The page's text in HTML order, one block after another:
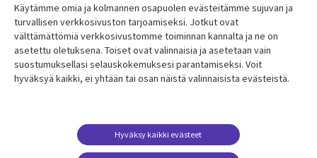
Resurssikeskus
Library
FINLAND
Asiakastarinat
Lisätietoa
Legal
Tietosuoja
Käyttöehdot
Yhteystiedot
Media
FINLAND
Käytämme omia ja kolmannen osapuolen evästeitämme sujuvan ja
turvallisen verkkosivuston tarjoamiseksi. Jotkut ovat
välttämättömiä verkkosivustomme toiminnan kannalta ja ne on
asetettu oletuksena. Toiset ovat valinnaisia ​​ja asetetaan vain
suostumuksellasi selauskokemuksesi parantamiseksi. Voit
hyväksyä kaikki, ei yhtään tai osan näistä valinnaisista evästeistä.
Hyväksy kaikki evästeet